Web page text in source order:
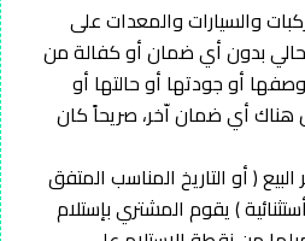
والسيارات والمعدات على
بدون أي ضمان أو كفالة من
أو جودتها أو حالتها أو
هناك أي ضمان اّخر، صريحاً كان
أمر البيع ( أو التاريخ المناسب المتفق
) يقوم المشتري بإستلام